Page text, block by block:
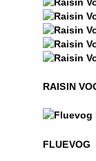
Raisin
Raisin
Raisin
Raisin
RAISIN
FLUEVOG